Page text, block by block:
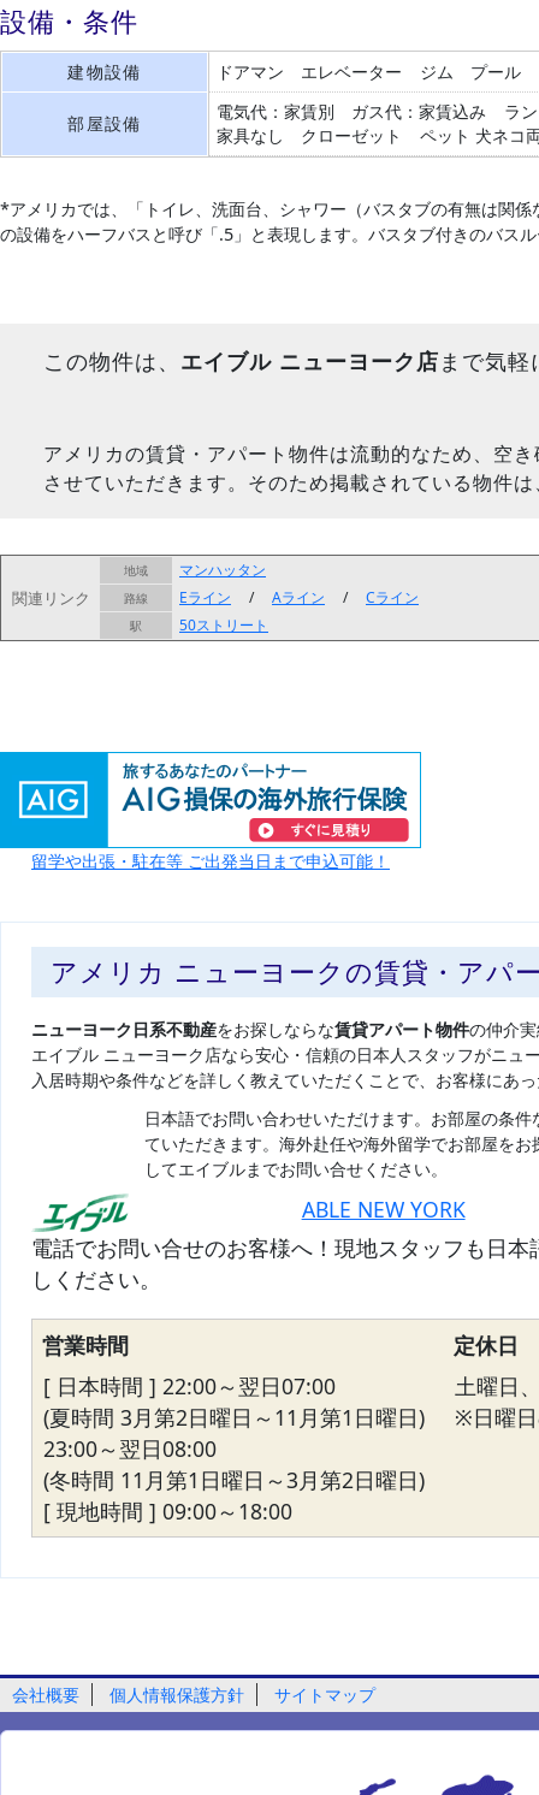
設備・条件
建物設備 ドアマン エレベーター ジム プール
部屋設備
電気代：家賃別 ガス代：家賃込み
ラ
家具なし
クローゼット ペット 犬ネコ
*アメリカでは、「トイレ、洗面台、シャワー（バスタブの有無は関
の設備をハーフバスと呼び「.5」と表現します。バスタブ付きのバス
この物件は、 エイブル ニューヨーク店 まで気
アメリカの賃貸・アパート物件は流動的なため、空
させていただきます。そのため掲載されている物件
関連リンク
地域 マンハッタン
路線 Eライン / Aライン / Cライン
駅 50ストリート
留学や出張・駐在等 ご出発当日まで申込可能！
アメリカ ニューヨークの賃貸・アパ
ニューヨーク日系不動産をお探しならな賃貸アパート物件の仲介
エイブル ニューヨーク店なら安心・信頼の日本人スタッフがニュ
入居時期や条件などを詳しく教えていただくことで、お客様にあ
日本語でお問い合わせいただけます。お部屋の条
ていただきます。海外赴任や海外留学でお部屋を
してエイブルまでお問い合せください。
ABLE NEW YORK
電話でお問い合せのお客様へ！現地スタッフも日
しください。
営業時間
定休日
[ 日本時間 ] 22:00～翌日07:00
(夏時間 3月第2日曜日～11月第1日曜日)
23:00～翌日08:00
(冬時間 11月第1日曜日～3月第2日曜日)
[ 現地時間 ] 09:00～18:00
土曜日
※日曜
会社概要 個人情報保護方針 サイトマップ